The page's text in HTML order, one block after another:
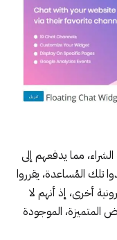
مما يدفعهم إلى
تلك المُساعدة، يقرروا
أخرى، إذ أنهم لا
المتميزة، الموجودة